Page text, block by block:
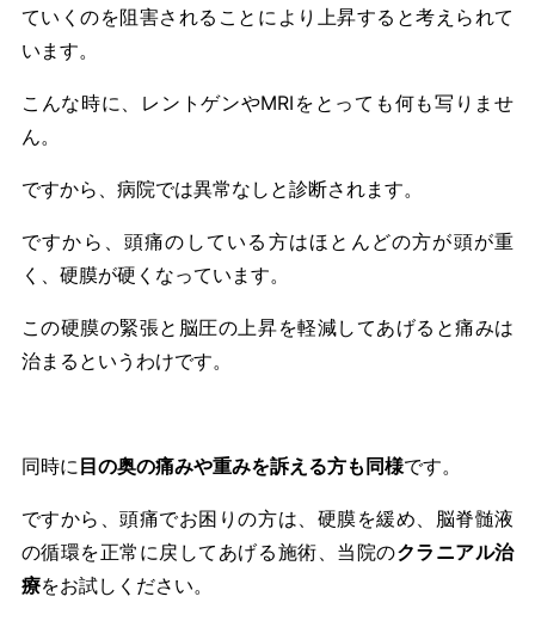
ていくのを阻害されることにより上昇すると考えられて
います。
こんな時に、レントゲンやMRIをとっても何も写りませ
ん。
ですから、病院では異常なしと診断されます。
ですから、頭痛のしている方はほとんどの方が頭が重
く、硬膜が硬くなっています。
この硬膜の緊張と脳圧の上昇を軽減してあげると痛みは
治まるというわけです。
同時に目の奥の痛みや重みを訴える方も同様です。
ですから、頭痛でお困りの方は、硬膜を緩め、脳脊髄液
の循環を正常に戻してあげる施術、当院のクラニアル治
療をお試しください。